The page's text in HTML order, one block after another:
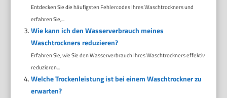
Entdecken Sie die häufigsten Fehlercodes Ihres Waschtrockners und
erfahren Sie,...
Wie kann ich den Wasserverbrauch meines
Waschtrockners reduzieren?
Erfahren Sie, wie Sie den Wasserverbrauch Ihres Waschtrockners effektiv
reduzieren...
Welche Trockenleistung ist bei einem Waschtrockner zu
erwarten?